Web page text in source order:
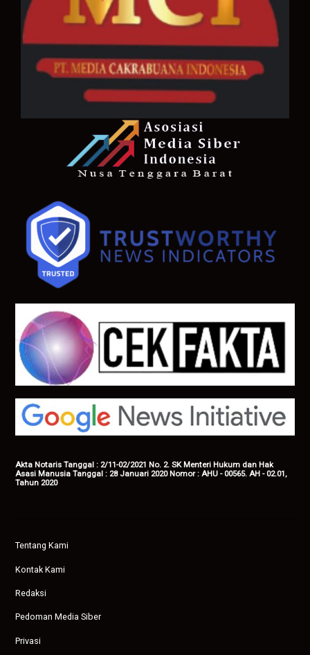
Akta Notaris Tanggal : 2/11-02/2021 No. 2. SK Menteri Hukum dan Hak
Asasi Manusia Tanggal : 28 Januari 2020 Nomor : AHU - 00565. AH - 02.01,
Tahun 2020
Tentang Kami
Kontak Kami
Redaksi
Pedoman Media Siber
Privasi